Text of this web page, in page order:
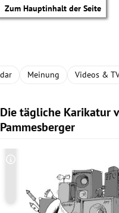
Zum Hauptinhalt der Seite
Meinung Videos &
Die tägliche Karikatur
Pammesberger
Copyright-Hinweis öffnen/